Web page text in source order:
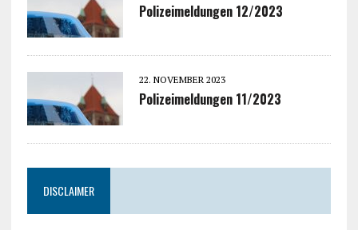
Polizeimeldungen 12/2023
22. NOVEMBER 2023
Polizeimeldungen 11/2023
DISCLAIMER